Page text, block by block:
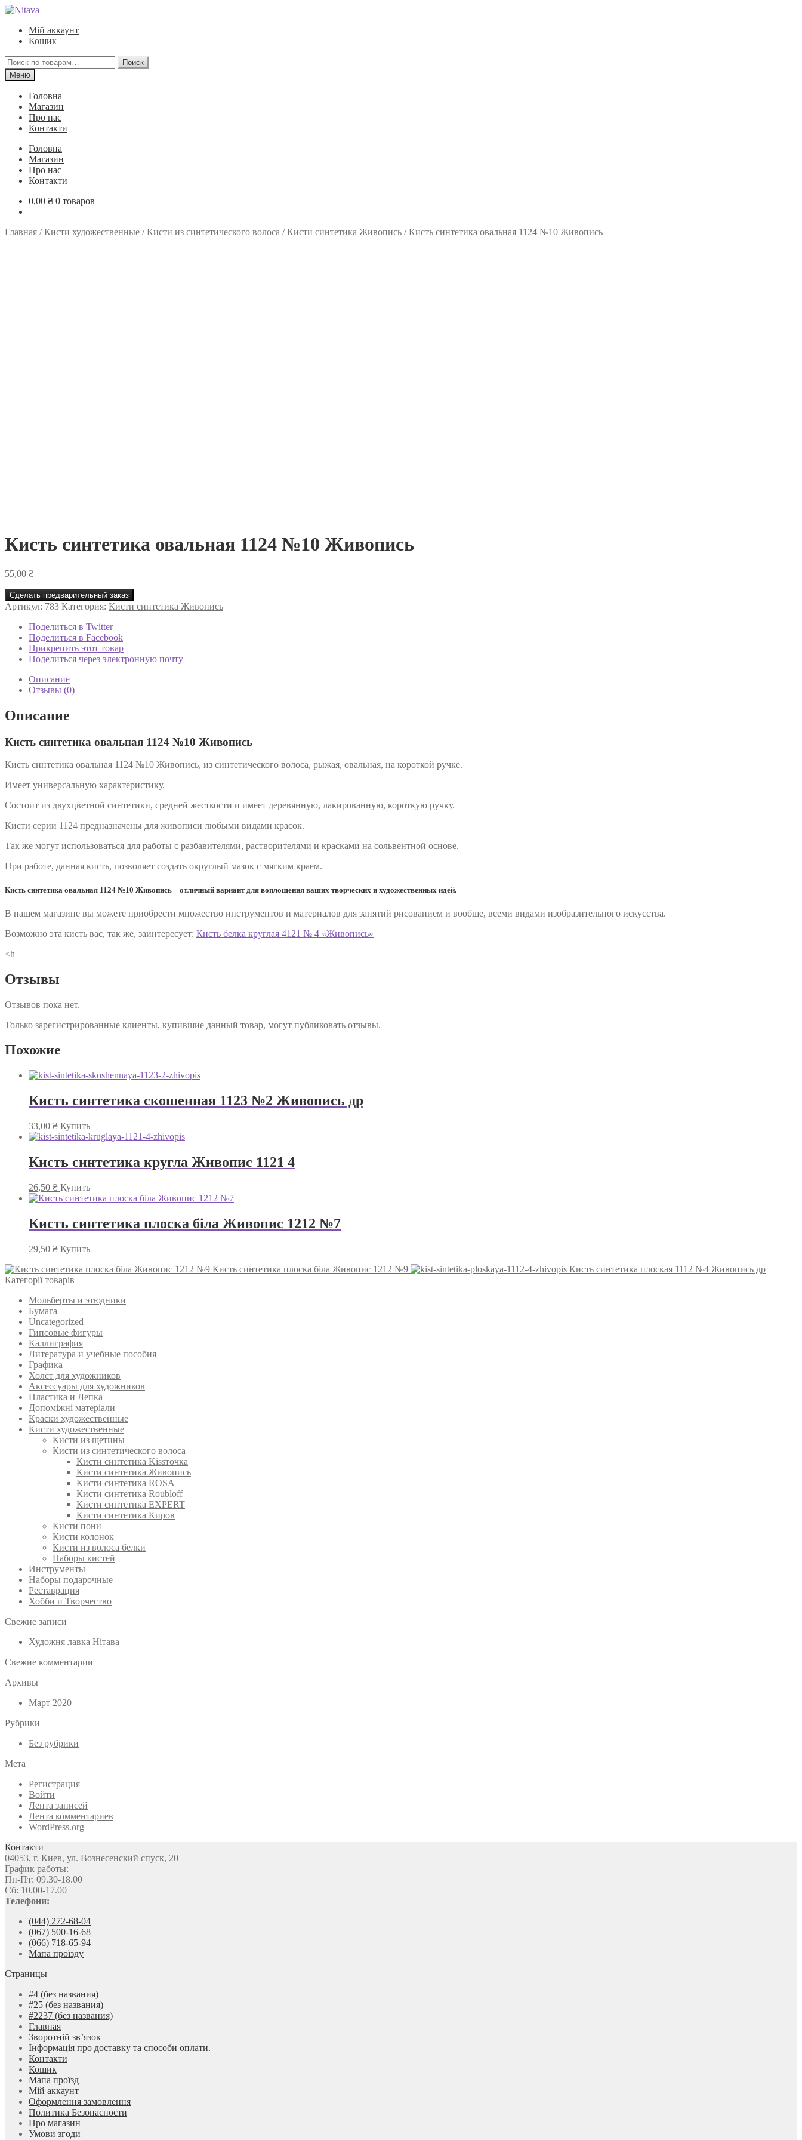
Перейти
навигации
Перейти
содержимому
Мій аккаунт
Кошик
Искать:
Поиск
Меню
Головна
Магазин
Про нас
Контакти
Головна
Магазин
Про нас
Контакти
0,00 ₴ 0 товаров
Главная /Кисти художественные /Кисти из синтетического волоса /Кисти синтетика Живопись /Кисть синтетика овальная 1124 №10 Живопись
Кисть синтетика овальная 1124 №10 Живопись
55,00 ₴
Сделать предварительный заказ
Артикул: 783 Категория: Кисти синтетика Живопись
Поделиться в Twitter
Поделиться в Facebook
Прикрепить этот товар
Поделиться через электронную почту
Описание
Отзывы (0)
Описание
Кисть синтетика овальная 1124 №10 Живопись
Кисть синтетика овальная 1124 №10 Живопись, из синтетического волоса, рыжая, овальная, на короткой ручке.
Имеет универсальную характеристику.
Состоит из двухцветной синтетики, средней жесткости и имеет деревянную, лакированную, короткую ручку.
Кисти серии 1124 предназначены для живописи любыми видами красок.
Так же могут использоваться для работы с разбавителями, растворителями и красками на сольвентной основе.
При работе, данная кисть, позволяет создать округлый мазок с мягким краем.
Кисть синтетика овальная 1124 №10 Живопись – отличный вариант для воплощения ваших творческих и художественных идей.
В нашем магазине вы можете приобрести множество инструментов и материалов для занятий рисованием и вообще, всеми видами изобразительного искусства.
Возможно эта кисть вас, так же, заинтересует: Кисть белка круглая 4121 № 4 «Живопись»
<h
Отзывы
Отзывов пока нет.
Только зарегистрированные клиенты, купившие данный товар, могут публиковать отзывы.
Похожие
Кисть синтетика скошенная 1123 №2 Живопись др
33,00 ₴ Купить
Кисть синтетика кругла Живопис 1121 4
26,50 ₴ Купить
Кисть синтетика плоска біла Живопис 1212 №7
29,50 ₴ Купить
Кисть синтетика плоска біла Живопис 1212 №9
Кисть синтетика плоская 1112 №4 Живопись др
Категорії товарів
Мольберты и этюдники
Бумага
Uncategorized
Гипсовые фигуры
Каллиграфия
Литература и учебные пособия
Графика
Холст для художников
Аксессуары для художников
Пластика и Лепка
Допоміжні матеріали
Краски художественные
Кисти художественные
Кисти из щетины
Кисти из синтетического волоса
Кисти синтетика Kissточка
Кисти синтетика Живопись
Кисти синтетика ROSA
Кисти синтетика Roubloff
Кисти синтетика EXPERT
Кисти синтетика Киров
Кисти пони
Кисти колонок
Кисти из волоса белки
Наборы кистей
Инструменты
Наборы подарочные
Реставрация
Хобби и Творчество
Свежие записи
Художня лавка Нітава
Свежие комментарии
Архивы
Март 2020
Рубрики
Без рубрики
Мета
Регистрация
Войти
Лента записей
Лента комментариев
WordPress.org
Контакти
04053, г. Киев, ул. Вознесенский спуск, 20
График работы:
Пн-Пт: 09.30-18.00
Сб: 10.00-17.00
Телефони:
(044) 272-68-04
(067) 500-16-68
(066) 718-65-94
Мапа проїзду
Страницы
#4 (без названия)
#25 (без названия)
#2237 (без названия)
Главная
Зворотній зв’язок
Інформація про доставку та способи оплати.
Контакти
Кошик
Мапа проїзд
Мій аккаунт
Оформлення замовлення
Политика Безопасности
Про магазин
Умови згоди